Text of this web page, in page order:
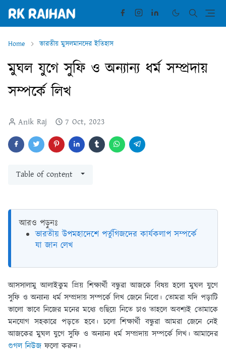
Home ভারতীয় মুসলমানদের ইতিহাস
মুঘল যুগে সুফি ও অন্যান্য ধর্ম সম্প্রদায়
সম্পর্কে লিখ
Anik Raj 7 Oct, 2023
Table of content
আরও পড়ুনঃ
ভারতীয় উপমহাদেশে পর্তুগিজদের কার্যকলাপ সম্পর্কে
যা জান লেখ
আসসালামু আলাইকুম প্রিয় শিক্ষার্থী বন্ধুরা আজকে বিষয় হলো মুঘল যুগে
সুফি ও অন্যান্য ধর্ম সম্প্রদায় সম্পর্কে লিখ জেনে নিবো। তোমরা যদি পড়াটি
ভালো ভাবে নিজের মনের মধ্যে গুছিয়ে নিতে চাও তাহলে অবশ্যই তোমাকে
মনযোগ সহকারে পড়তে হবে। চলো শিক্ষার্থী বন্ধুরা আমরা জেনে নেই
আজকের মুঘল যুগে সুফি ও অন্যান্য ধর্ম সম্প্রদায় সম্পর্কে লিখ। আমাদের
গুগল নিউজ ফলো করুন।